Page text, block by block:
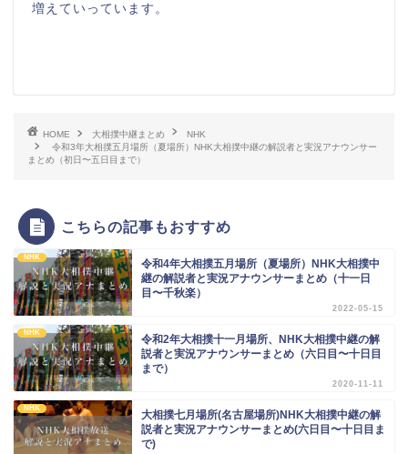
増えていっています。
HOME 大相撲中継まとめ
NHK
令和3年大相撲五月場所（夏場所）NHK大相撲中継の解説者と実況アナウンサー
まとめ（初日〜五日目まで）
こちらの記事もおすすめ
NHK
令和4年大相撲五月場所（夏場所）NHK大相撲中
継の解説者と実況アナウンサーまとめ（十一日
目〜千秋楽）
2022-05-15
NHK
令和2年大相撲十一月場所、NHK大相撲中継の解
説者と実況アナウンサーまとめ（六日目〜十日目
まで）
2020-11-11
NHK
大相撲七月場所(名古屋場所)NHK大相撲中継の解
説者と実況アナウンサーまとめ(六日目〜十日目ま
で)